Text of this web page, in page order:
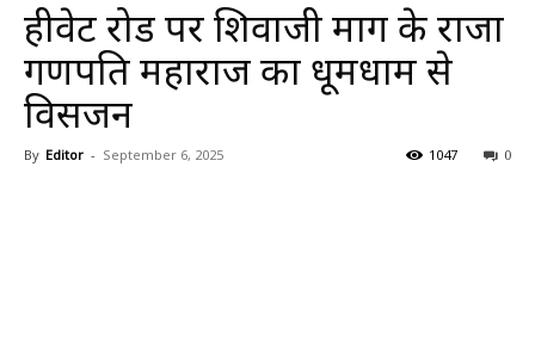
हीवेट रोड पर शिवाजी मार्ग के राजा
गणपति महाराज का धूमधाम से
विसर्जन
By Editor - September 6, 2025 0
1047